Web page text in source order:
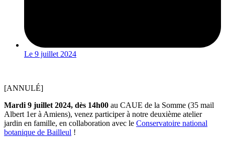
Le 9 juillet 2024
[ANNULÉ]
Mardi 9 juillet 2024, dès 14h00 au CAUE de la Somme (35 mail
Albert 1er à Amiens), venez participer à notre deuxième atelier
jardin en famille, en collaboration avec le Conservatoire national
botanique de Bailleul !